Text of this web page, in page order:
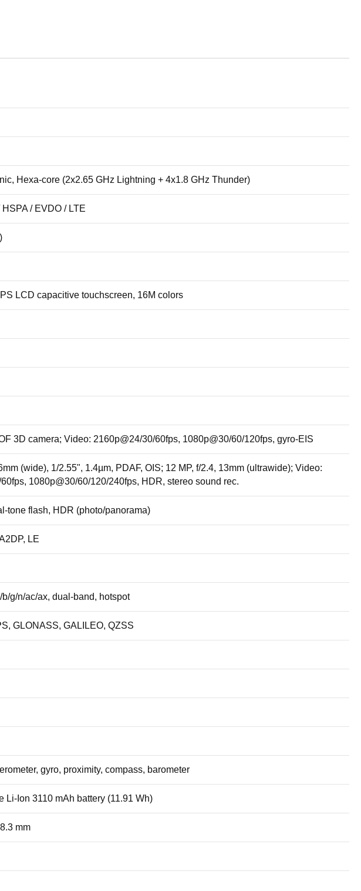
Hexa-core (2x2.65 GHz Lightning + 4x1.8 GHz Thunder)
/ EVDO / LTE
LCD capacitive touchscreen, 16M colors
3D camera; Video: 2160p@24/30/60fps, 1080p@30/60/120fps, gyro-EIS
(wide), 1/2.55", 1.4µm, PDAF, OIS; 12 MP, f/2.4, 13mm (ultrawide); Video:
1080p@30/60/120/240fps, HDR, stereo sound rec.
tone flash, HDR (photo/panorama)
LE
g/n/ac/ax, dual-band, hotspot
GLONASS, GALILEO, QZSS
gyro, proximity, compass, barometer
Li-Ion 3110 mAh battery (11.91 Wh)
mm